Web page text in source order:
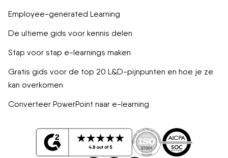
Employee-generated Learning
De ultieme gids voor kennis delen
Stap voor stap e-learnings maken
Gratis gids voor de top 20 L&D-pijnpunten en hoe je ze
kan overkomen
Converteer PowerPoint naar e-learning